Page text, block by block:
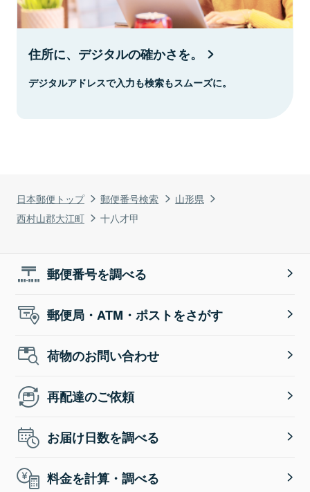
日本郵便トップ 郵便番号検索
山形県
西村山郡大江町
十八才甲
住所に、デジタルの確かさを。
デジタルアドレスで入力も検索もスムーズに。
郵便番号を調べる
郵便局・ATM・ポストをさがす
荷物のお問い合わせ
再配達のご依頼
お届け日数を調べる
料金を計算・調べる